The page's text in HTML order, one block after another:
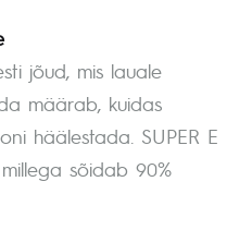
jõud, mis lauale
määrab, kuidas
häälestada. SUPER E
sõidab 90%